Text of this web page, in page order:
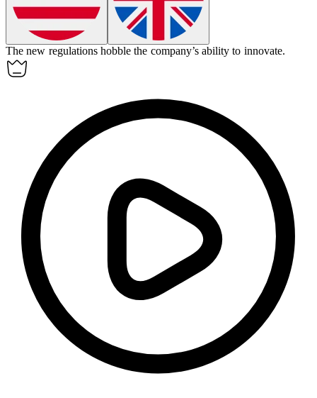
The new regulations hobble the company’s ability to innovate.